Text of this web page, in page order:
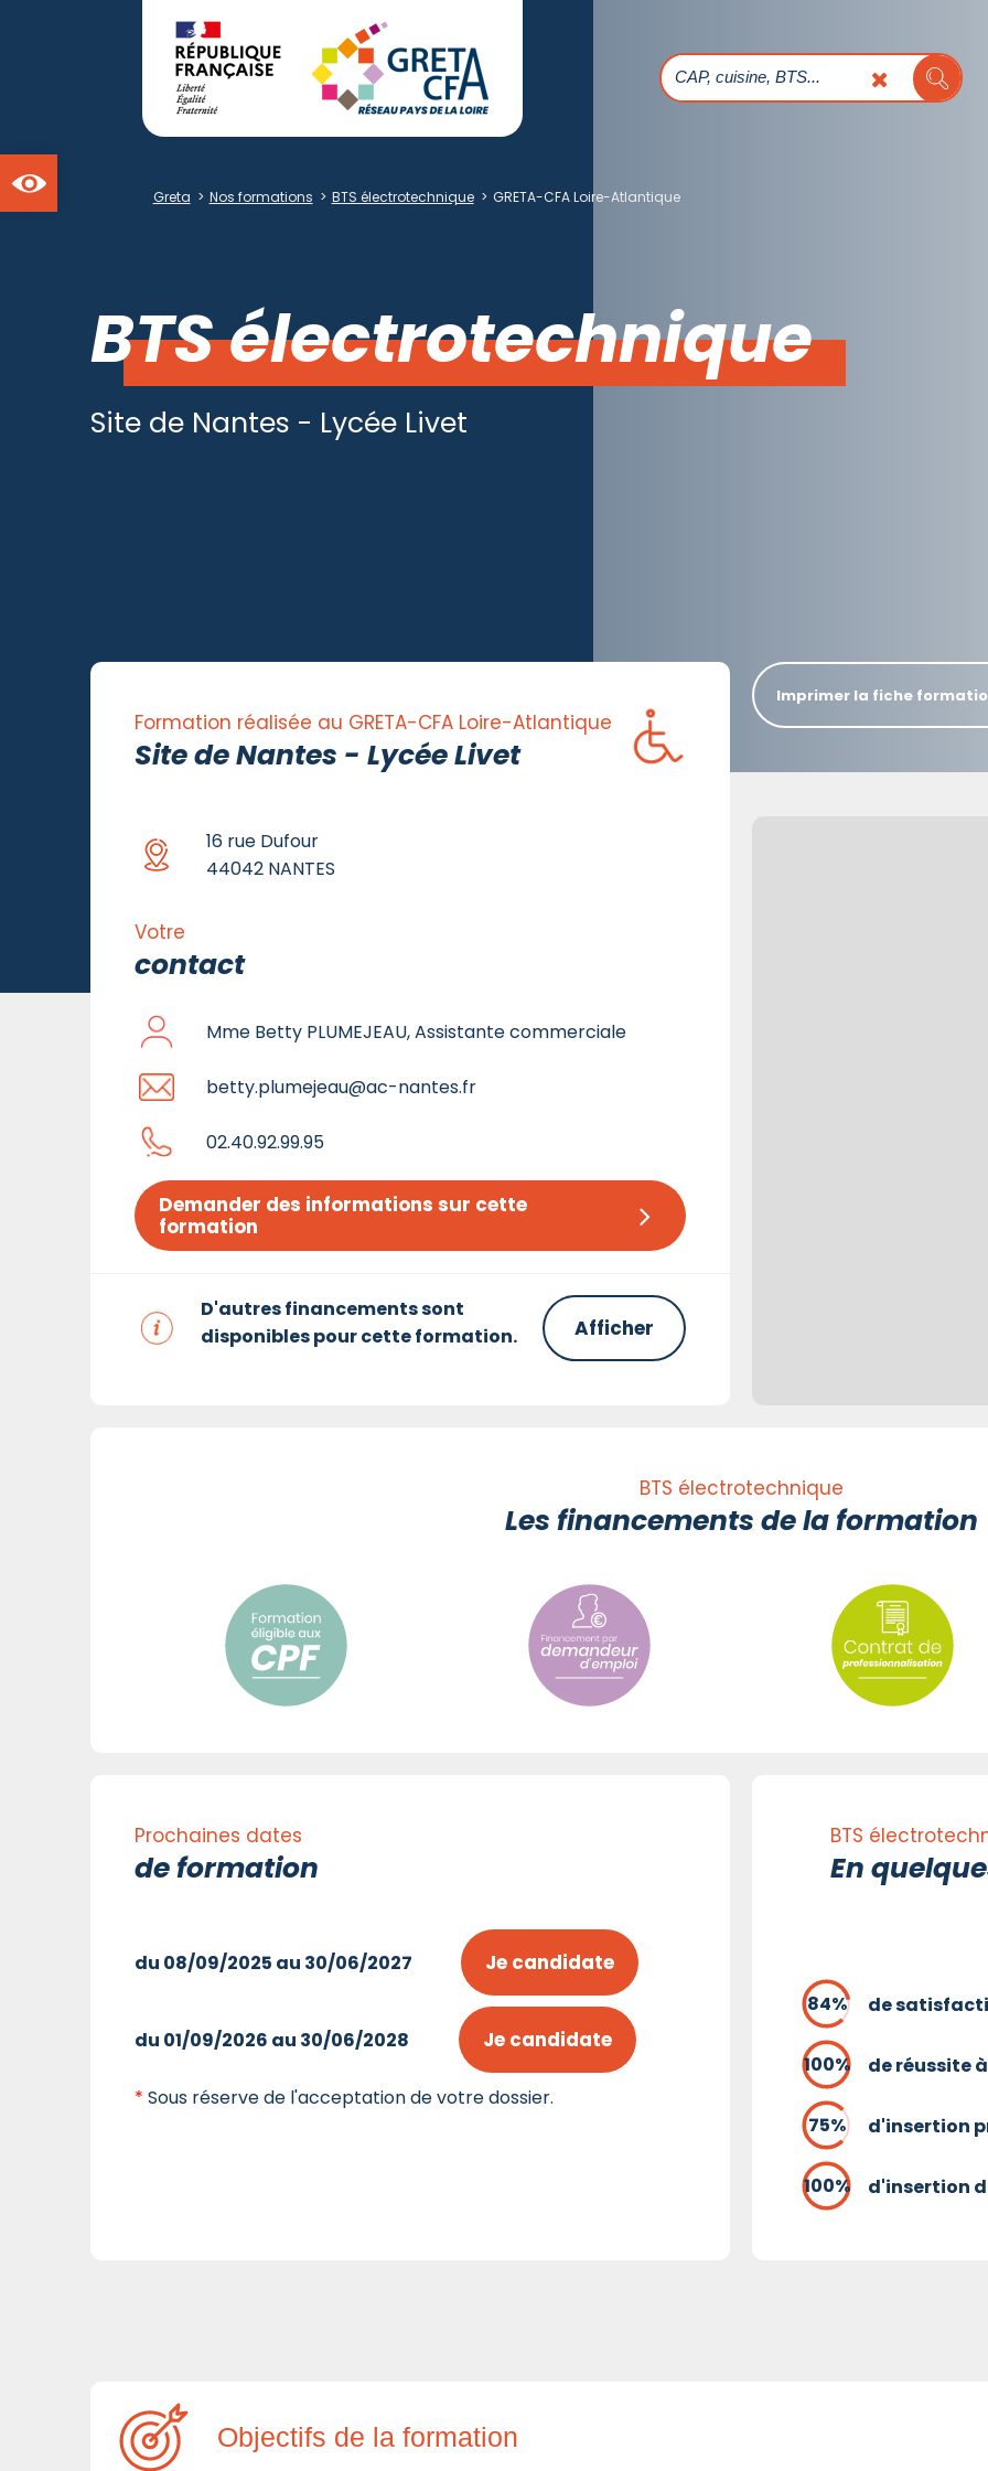
Greta > Nos formations > BTS électrotechnique > GRETA-CFA Loire-Atlantique
BTS électrotechnique
Site de Nantes - Lycée Livet
Formation réalisée au GRETA-CFA Loire-Atlantique
Site de Nantes - Lycée Livet
16 rue Dufour
44042 NANTES
Votre
contact
Mme Betty PLUMEJEAU, Assistante commerciale
betty.plumejeau@ac-nantes.fr
02.40.92.99.95
Demander des informations sur cette
formation
D'autres financements sont
disponibles pour cette formation.
Afficher
Imprimer la fiche
BTS électrotechnique
Les financements de la formation
Prochaines dates
de formation
du 08/09/2025 au 30/06/2027 Je candidate
du 01/09/2026 au 30/06/2028 Je candidate
* Sous réserve de l'acceptation de votre dossier.
BTS
En
de
de réussite
d'insertion
d'insertion
Objectifs de la formation
Ouvrir la barre d'outils